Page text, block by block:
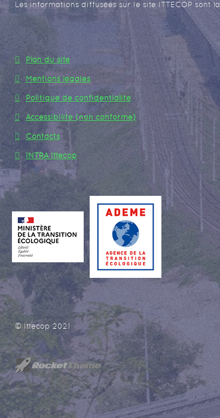
Les informations diffusées sur le site ITTECOP
Plan du site
Mentions légales
Politique de confidentialité
Accessibilité (non conforme)
Contacts
INTRA Ittecop
© Ittecop 2021